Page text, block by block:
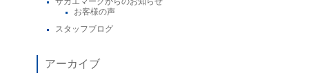
お客様の声
スタッフブログ
アーカイブ